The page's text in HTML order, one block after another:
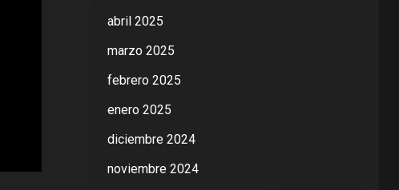
abril 2025
marzo 2025
febrero 2025
enero 2025
diciembre 2024
noviembre 2024